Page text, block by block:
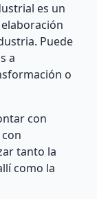
es un
Puede
a
o
con
tanto la
como la